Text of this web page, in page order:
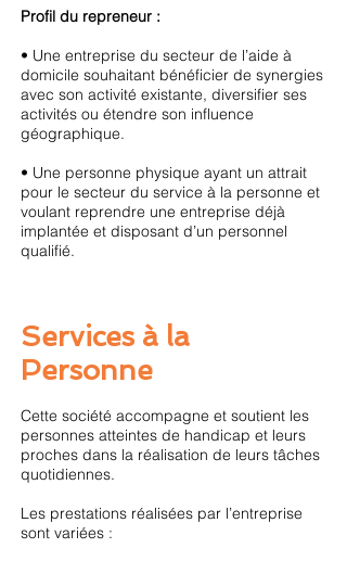
Profil du repreneur :
• Une entreprise du secteur de l’aide à
domicile souhaitant bénéficier de synergies
avec son activité existante, diversifier ses
activités ou étendre son influence
géographique.
• Une personne physique ayant un attrait
pour le secteur du service à la personne et
voulant reprendre une entreprise déjà
implantée et disposant d’un personnel
qualifié.
Services à la
Personne
Cette société accompagne et soutient les
personnes atteintes de handicap et leurs
proches dans la réalisation de leurs tâches
quotidiennes.
Les prestations réalisées par l’entreprise
sont variées :